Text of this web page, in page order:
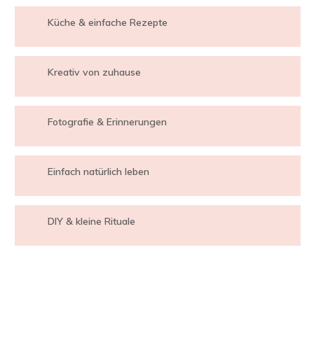
Küche & einfache Rezepte
Kreativ von zuhause
Fotografie & Erinnerungen
Einfach natürlich leben
DIY & kleine Rituale